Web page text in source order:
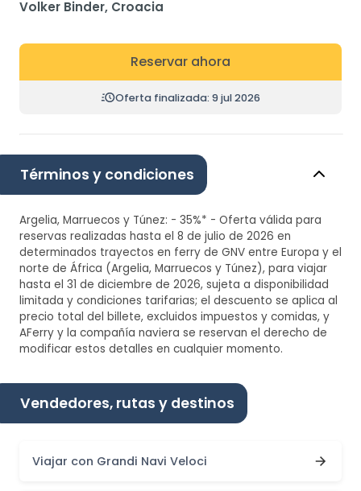
Volker Binder, Croacia
Reservar ahora
Oferta finalizada: 9 jul 2026
Términos y condiciones
Argelia, Marruecos y Túnez: - 35%* - Oferta válida para
reservas realizadas hasta el 8 de julio de 2026 en
determinados trayectos en ferry de GNV entre Europa y el
norte de África (Argelia, Marruecos y Túnez), para viajar
hasta el 31 de diciembre de 2026, sujeta a disponibilidad
limitada y condiciones tarifarias; el descuento se aplica al
precio total del billete, excluidos impuestos y comidas, y
AFerry y la compañía naviera se reservan el derecho de
modificar estos detalles en cualquier momento.
Vendedores, rutas y destinos
Viajar con Grandi Navi Veloci